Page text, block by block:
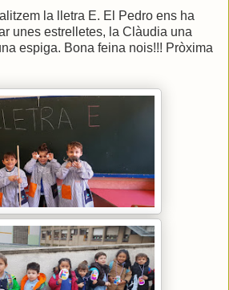
la lletra E. El Pedro ens ha
unes estrelletes, la Clàudia una
espiga. Bona feina nois!!! Pròxima